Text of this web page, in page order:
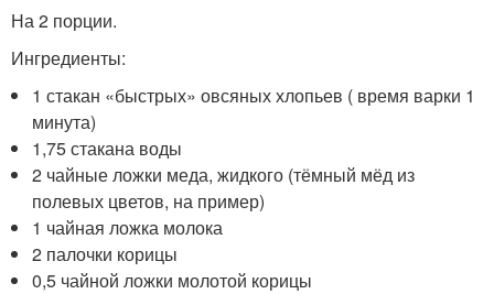
На 2 порции.
Ингредиенты:
1 стакан «быстрых» овсяных хлопьев ( время варки 1
минута)
1,75 стакана воды
2 чайные ложки меда, жидкого (тёмный мёд из
полевых цветов, на пример)
1 чайная ложка молока
2 палочки корицы
0,5 чайной ложки молотой корицы